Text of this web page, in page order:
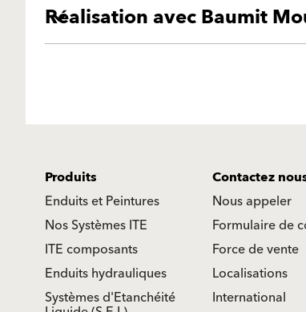
Réalisation avec Baumit
Produits
Enduits et Peintures
Nos Systèmes ITE
ITE composants
Enduits hydrauliques
Systèmes d'Etanchéité
Contactez
Nous appeler
Formulaire de
Force de vente
Localisations
International